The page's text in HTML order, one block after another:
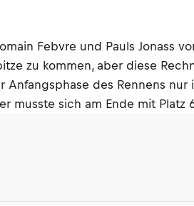
Febvre und Pauls Jonass
zu kommen, aber diese
des Rennens
musste sich am Ende mit Platz